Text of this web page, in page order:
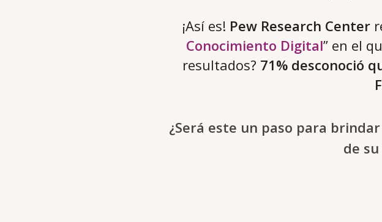
¡Así es! Pew Research Center
Conocimiento Digital” en el
resultados? 71% desconoció
¿Será este un paso para
de